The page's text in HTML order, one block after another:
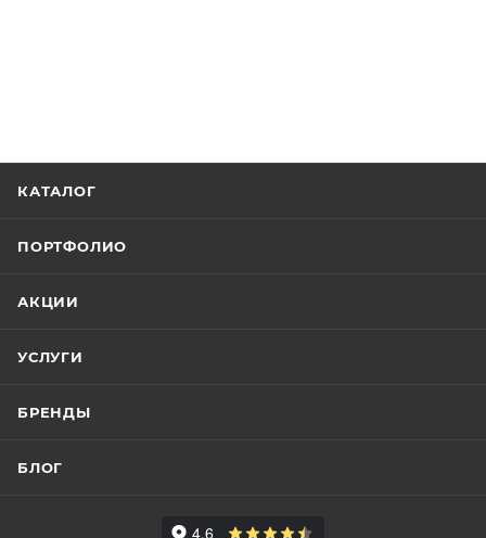
КАТАЛОГ
ПОРТФОЛИО
АКЦИИ
УСЛУГИ
БРЕНДЫ
БЛОГ